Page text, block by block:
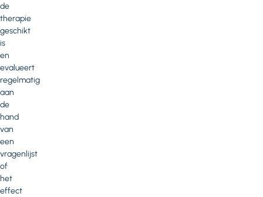
de
therapie
geschikt
is
en
evalueert
regelmatig
aan
de
hand
van
een
vragenlijst
of
het
effect